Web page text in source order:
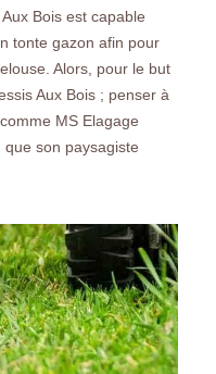
Bois est capable
tonte gazon afin pour
Alors, pour le but
Aux Bois ; penser à
MS Elagage
son paysagiste